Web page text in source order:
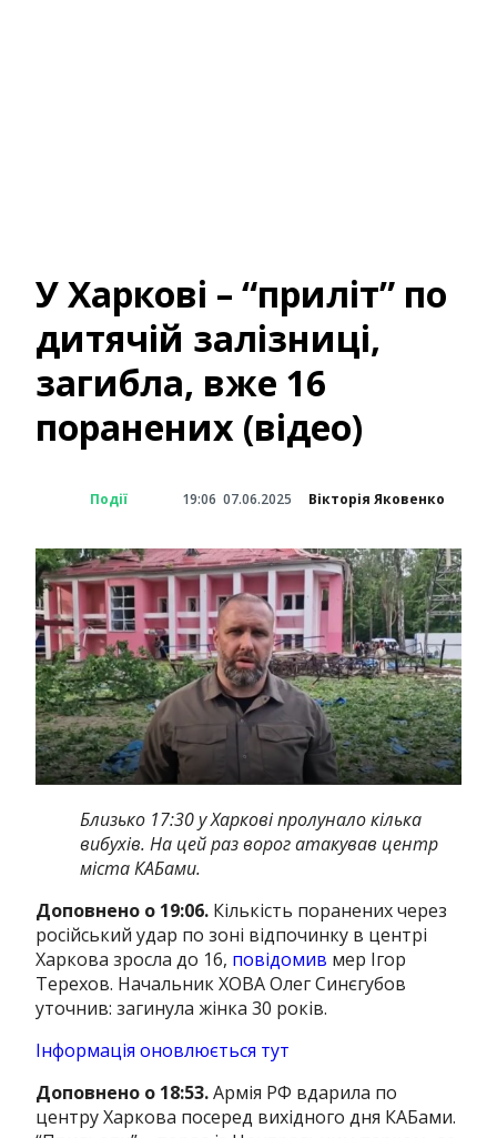
У Харкові – “приліт” по
дитячій залізниці,
загибла, вже 16
поранених (відео)
Події 19:06 07.06.2025 Вікторія Яковенко
Близько 17:30 у Харкові пролунало кілька
вибухів. На цей раз ворог атакував центр
міста КАБами.
Доповнено о 19:06. Кількість поранених через
російський удар по зоні відпочинку в центрі
Харкова зросла до 16, повідомив мер Ігор
Терехов. Начальник ХОВА Олег Синєгубов
уточнив: загинула жінка 30 років.
Інформація оновлюється тут
Доповнено о 18:53.Армія РФ вдарила по
центру Харкова посеред вихідного дня КАБами.